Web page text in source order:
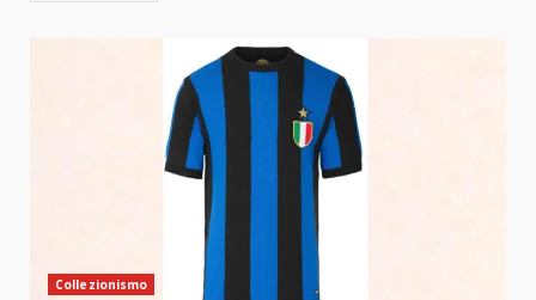
Collezionismo